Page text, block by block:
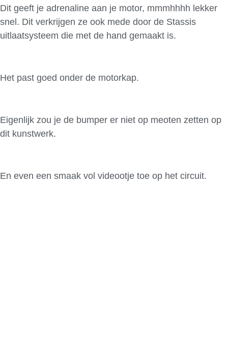
Dit geeft je adrenaline aan je motor, mmmhhhh lekker
snel. Dit verkrijgen ze ook mede door de Stassis
uitlaatsysteem die met de hand gemaakt is.
Het past goed onder de motorkap.
Eigenlijk zou je de bumper er niet op meoten zetten op
dit kunstwerk.
En even een smaak vol videootje toe op het circuit.